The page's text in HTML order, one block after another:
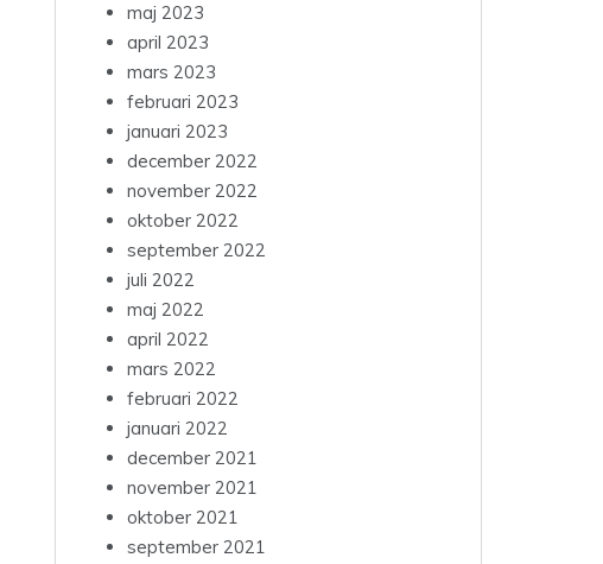
maj 2023
april 2023
mars 2023
februari 2023
januari 2023
december 2022
november 2022
oktober 2022
september 2022
juli 2022
maj 2022
april 2022
mars 2022
februari 2022
januari 2022
december 2021
november 2021
oktober 2021
september 2021